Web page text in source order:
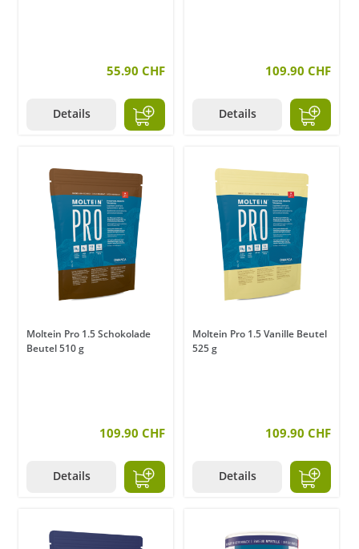
55.90 CHF
Details
109.90 CHF
Details
Moltein Pro 1.5 Schokolade
Beutel 510 g
109.90 CHF
Details
Moltein Pro 1.5 Vanille Beutel
525 g
109.90 CHF
Details